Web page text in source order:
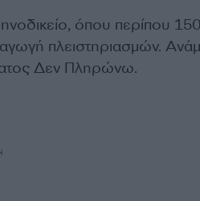
όπου περίπου 150
πλειστηριασμών.
Δεν Πληρώνω.